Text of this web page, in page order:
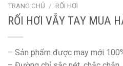
TRANG CHỦ / RỐI HƠI
RỐI HƠI VẪY TAY MUA
– Sản phẩm được may mới